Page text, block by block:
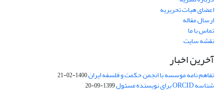
اعضای هیات تحریریه
ارسال مقاله
تماس با ما
نقشه سایت
آخرین اخبار
تفاهم نامه موسسه با انجمن حکمت و فلسفه ایران1400-02-21
شناسه ORCID برای نویسنده مسئول 1399-09-20